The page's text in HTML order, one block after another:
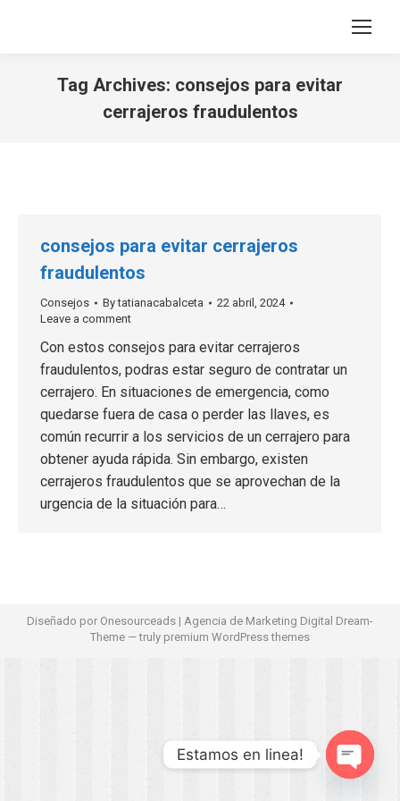
Tag Archives: consejos para evitar
cerrajeros fraudulentos
consejos para evitar cerrajeros
fraudulentos
Consejos Bytatianacabalceta
22 abril, 2024
Leave a comment
Con estos consejos para evitar cerrajeros
fraudulentos, podras estar seguro de contratar un
cerrajero. En situaciones de emergencia, como
quedarse fuera de casa o perder las llaves, es
común recurrir a los servicios de un cerrajero para
obtener ayuda rápida. Sin embargo, existen
cerrajeros fraudulentos que se aprovechan de la
urgencia de la situación para…
Diseñado por Onesourceads | Agencia de Marketing Digital Dream-
Theme — truly premium WordPress themes
Estamos en linea!